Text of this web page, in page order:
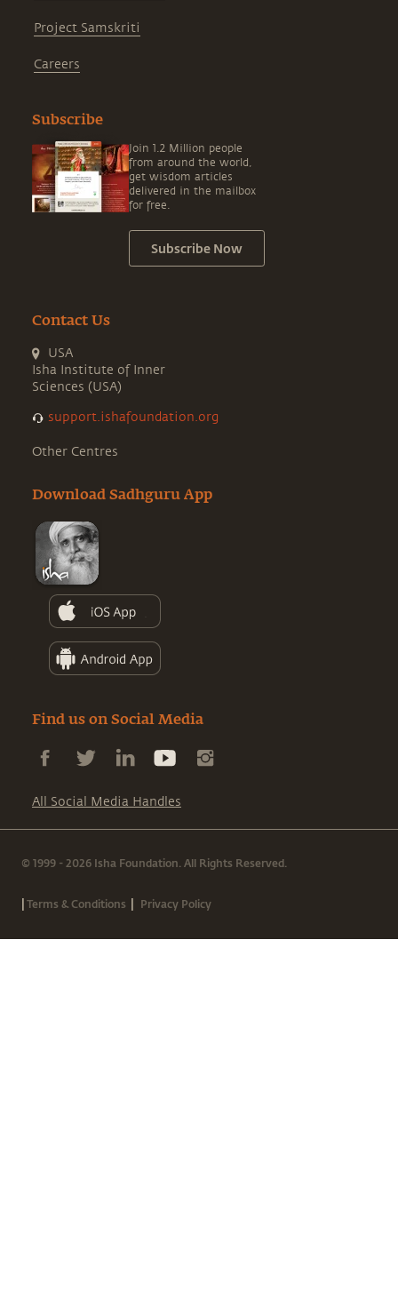
Project Samskriti
Careers
Subscribe
Join 1.2 Million people
from around the world,
get wisdom articles
delivered in the mailbox
for free.
Subscribe Now
Contact Us
USA
Isha Institute of Inner
Sciences (USA)
support.ishafoundation.org
Other Centres
Download Sadhguru App
Find us on Social Media
All Social Media Handles
© 1999 - 2026 Isha Foundation. All Rights Reserved.
|Terms & Conditions | Privacy Policy